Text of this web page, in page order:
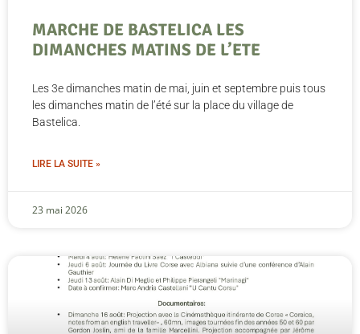
MARCHE DE BASTELICA LES
DIMANCHES MATINS DE L’ETE
Les 3e dimanches matin de mai, juin et septembre puis tous
les dimanches matin de l’été sur la place du village de
Bastelica.
LIRE LA SUITE »
23 mai 2026